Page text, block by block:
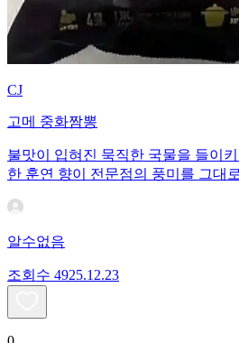
CJ
고메 중화짬뽕
불맛이 입혀진 묵직한 국물을 들이
한 훈연 향이 전문점의 풍미를 그대
알수없음
조회수 4925.12.23